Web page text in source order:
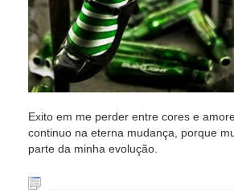
Exito em me perder entre cores e
continuo na eterna mudança, porque
parte da minha evolução.